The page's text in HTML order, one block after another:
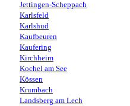
Jettingen-Scheppach
Karlsfeld
Karlshud
Kaufbeuren
Kaufering
Kirchheim
Kochel am See
Kössen
Krumbach
Landsberg am Lech